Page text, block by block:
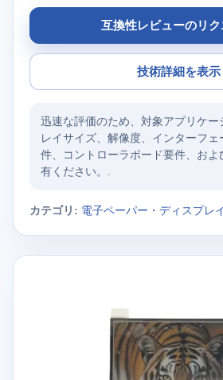
互換性レビューのリク
技術詳細を表示
迅速な評価のため、対象アプリケー
レイサイズ、解像度、インターフ
件、コントローラボード要件、およ
有ください。.
カテゴリ: 電子ペーパー・ディスプレ